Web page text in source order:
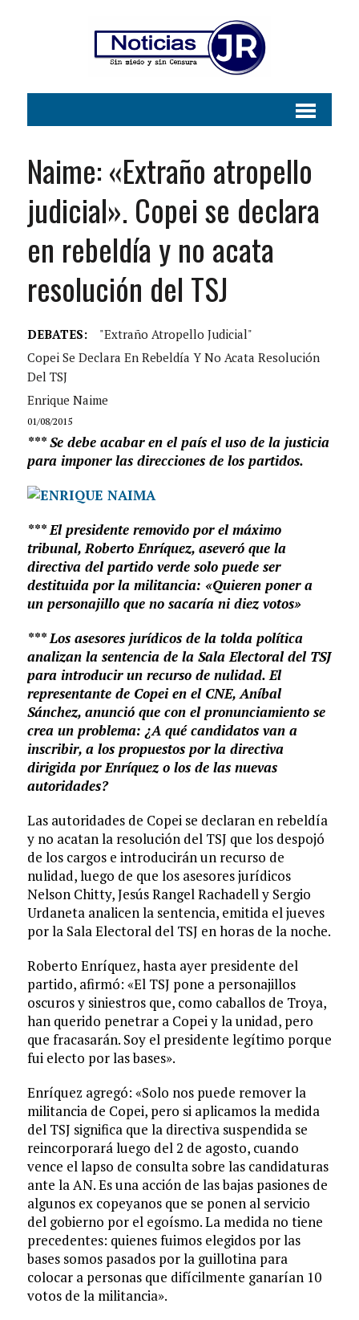
Naime: «Extraño atropello
judicial». Copei se declara
en rebeldía y no acata
resolución del TSJ
DEBATES:
"Extraño Atropello Judicial"
Copei Se Declara En Rebeldía Y No Acata Resolución
Del TSJ
Enrique Naime
01/08/2015
*** Se debe acabar en el país el uso de la justicia
para imponer las direcciones de los partidos.
*** El presidente removido por el máximo
tribunal, Roberto Enríquez, aseveró que la
directiva del partido verde solo puede ser
destituida por la militancia: «Quieren poner a
un personajillo que no sacaría ni diez votos»
*** Los asesores jurídicos de la tolda política
analizan la sentencia de la Sala Electoral del TSJ
para introducir un recurso de nulidad. El
representante de Copei en el CNE, Aníbal
Sánchez, anunció que con el pronunciamiento se
crea un problema: ¿A qué candidatos van a
inscribir, a los propuestos por la directiva
dirigida por Enríquez o los de las nuevas
autoridades?
Las autoridades de Copei se declaran en rebeldía
y no acatan la resolución del TSJ que los despojó
de los cargos e introducirán un recurso de
nulidad, luego de que los asesores jurídicos
Nelson Chitty, Jesús Rangel Rachadell y Sergio
Urdaneta analicen la sentencia, emitida el jueves
por la Sala Electoral del TSJ en horas de la noche.
Roberto Enríquez, hasta ayer presidente del
partido, afirmó: «El TSJ pone a personajillos
oscuros y siniestros que, como caballos de Troya,
han querido penetrar a Copei y la unidad, pero
que fracasarán. Soy el presidente legítimo porque
fui electo por las bases».
Enríquez agregó: «Solo nos puede remover la
militancia de Copei, pero si aplicamos la medida
del TSJ significa que la directiva suspendida se
reincorporará luego del 2 de agosto, cuando
vence el lapso de consulta sobre las candidaturas
ante la AN. Es una acción de las bajas pasiones de
algunos ex copeyanos que se ponen al servicio
del gobierno por el egoísmo. La medida no tiene
precedentes: quienes fuimos elegidos por las
bases somos pasados por la guillotina para
colocar a personas que difícilmente ganarían 10
votos de la militancia».